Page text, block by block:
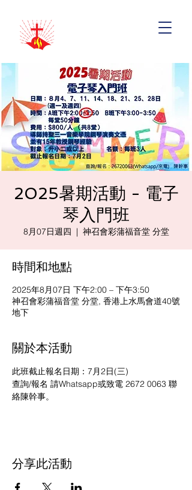
2025暑期活動 - 電子
琴入門班
8月07日週四
  |
神召會彩蒲福音堂 分堂
時間和地點
2025年8月07日 下午2:00 – 下午3:50
神召會彩蒲福音堂 分堂, 香港上水馬會道40號
地下
關於本活動
此班截止報名日期：7月2日(三)
查詢/報名 請Whatsapp或致電 2672 0063 聯
絡陳幹事。
分享此活動